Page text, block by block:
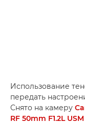
Использование
передать
Снято на камеру
RF 50mm F1.2L USM